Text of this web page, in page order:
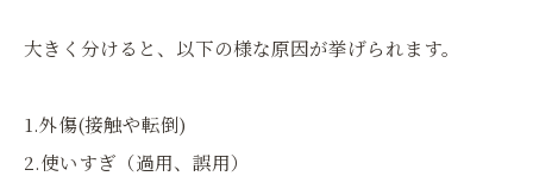
大きく分けると、以下の様な原因が挙げられます。
1.外傷(接触や転倒)
2.使いすぎ（過用、誤用）